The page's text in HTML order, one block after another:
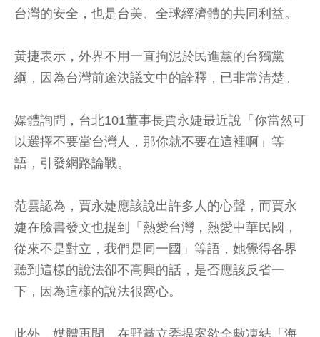
台灣的安全，也是台美、全球經濟體的共同利益。
黃捷表示，外界不用一直拘泥於民進黨的台獨黨
綱，因為台灣前途決議文中的詮釋，已非常清楚。
媒體詢問，台北101董事長賈永婕最近說「你當然可
以選擇不要當台灣人，那你就不要在這裡啊」等
語，引發網路論戰。
范雲認為，賈永婕應該說出許多人的心聲，而賈永
婕在臉書發文也提到「熱愛台灣，熱愛中華民國，
從來不是對立，我們是同一國」等語，她覺得各界
聽到這樣的說法卻不高興的話，是否應該反省一
下，因為這樣的說法很窩心。
此外，媒體再問，在野黨立委提案欲全數凍結「海